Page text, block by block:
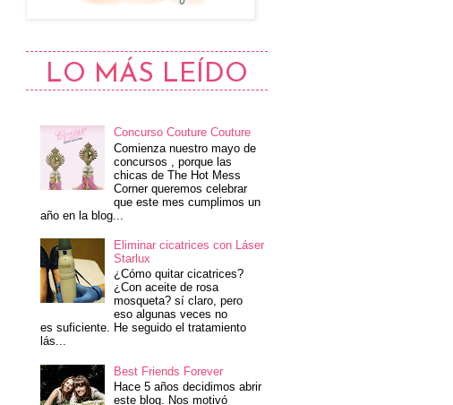
LO MÁS LEÍDO
Concurso Couture Couture
Comienza nuestro mayo de
concursos , porque las
chicas de The Hot Mess
Corner queremos celebrar
que este mes cumplimos un
año en la blog...
Eliminar cicatrices con Láser
Starlux
¿Cómo quitar cicatrices?
¿Con aceite de rosa
mosqueta? sí claro, pero
eso algunas veces no
es suficiente. He seguido el tratamiento
lás...
Best Friends Forever
Hace 5 años decidimos abrir
este blog. Nos motivó